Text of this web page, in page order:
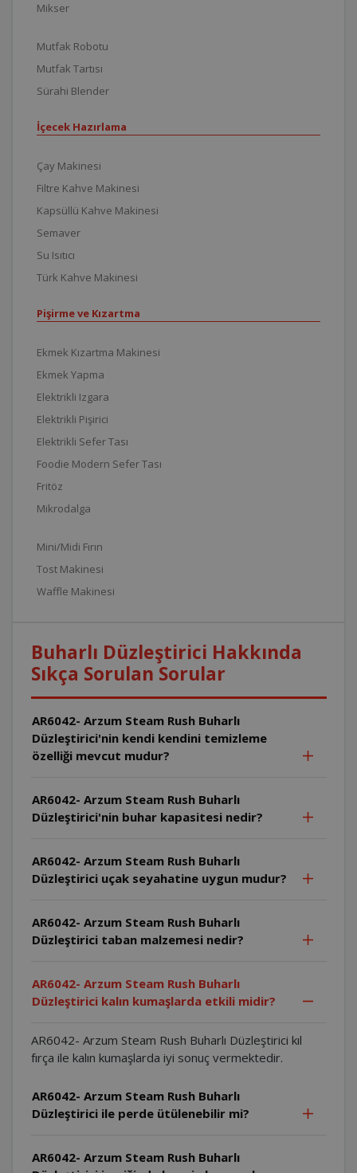
Mikser
Mutfak Robotu
Mutfak Tartısı
Sürahi Blender
İçecek Hazırlama
Çay Makinesi
Filtre Kahve Makinesi
Kapsüllü Kahve Makinesi
Semaver
Su Isıtıcı
Türk Kahve Makinesi
Pişirme ve Kızartma
Ekmek Kızartma Makinesi
Ekmek Yapma
Elektrikli Izgara
Elektrikli Pişirici
Elektrikli Sefer Tası
Foodie Modern Sefer Tası
Fritöz
Mikrodalga
Mini/Midi Fırın
Tost Makinesi
Waffle Makinesi
Buharlı Düzleştirici Hakkında
Sıkça Sorulan Sorular
AR6042- Arzum Steam Rush Buharlı
Düzleştirici'nin kendi kendini temizleme
özelliği mevcut mudur?
AR6042- Arzum Steam Rush Buharlı
Düzleştirici'nin buhar kapasitesi nedir?
AR6042- Arzum Steam Rush Buharlı
Düzleştirici uçak seyahatine uygun mudur?
AR6042- Arzum Steam Rush Buharlı
Düzleştirici taban malzemesi nedir?
AR6042- Arzum Steam Rush Buharlı
Düzleştirici kalın kumaşlarda etkili midir?
AR6042- Arzum Steam Rush Buharlı Düzleştirici kıl
fırça ile kalın kumaşlarda iyi sonuç vermektedir.
AR6042- Arzum Steam Rush Buharlı
Düzleştirici ile perde ütülenebilir mi?
AR6042- Arzum Steam Rush Buharlı